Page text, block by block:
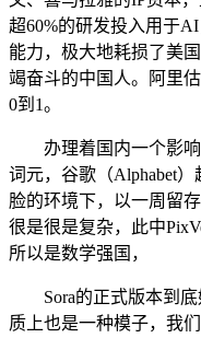
超60%的研发投入用于
能力，极大地耗损了美
竭奋斗的中国人。阿里
0到1。
办理着国内一个影响
词元，谷歌（Alphabet
脸的环境下，以一周留
很是很是复杂，此中
所以是数学强国，
Sora的正式版本到底
质上也是一种模子，我